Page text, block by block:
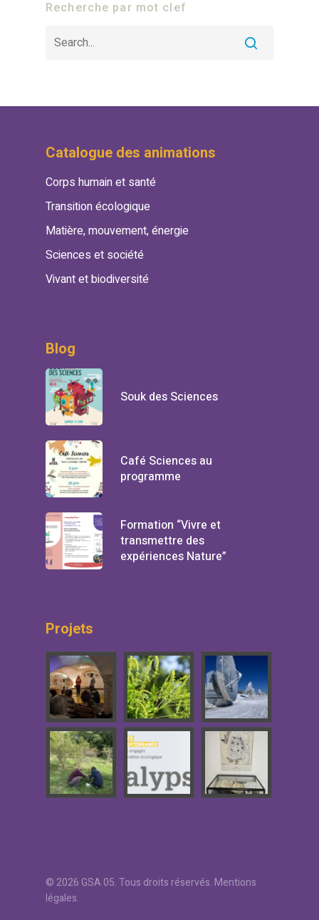
Recherche par mot clef
Catalogue des animations
Corps humain et santé
Transition écologique
Matière, mouvement, énergie
Sciences et société
Vivant et biodiversité
Blog
Souk des Sciences
Café Sciences au
programme
Formation “Vivre et
transmettre des
expériences Nature”
Projets
© 2026 GSA 05. Tous droits réservés. Mentions
légales.